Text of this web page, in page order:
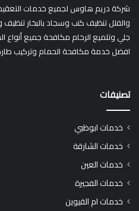
شركة دريم هاوس لجميع خدمات التعقيم
والفلل تنظيف كنب وسجاد بالبخار تنظيف
جلي وتلميع الرخام مكافحة جميع أنواع
افضل خدمة مكافحة الحمام وتركيب
تصنيفات
خدمات ابوظبي
خدمات الشارقة
خدمات العين
خدمات الفجيرة
خدمات ام القيوين